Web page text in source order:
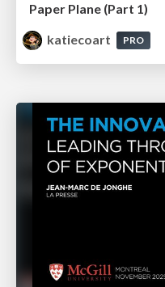
Paper Plane (Part 1)
katiecoart
PRO